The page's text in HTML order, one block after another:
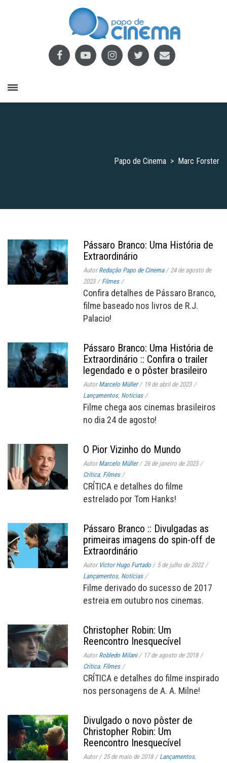
Papo de Cinema > Marc Forster
Pássaro Branco: Uma História de
Extraordinário
AutorRedação Papo de Cinema / 24 de agosto de
2023 / Filmes /
Confira detalhes de Pássaro Branco,
filme baseado nos livros de R.J.
Palacio!
Pássaro Branco: Uma História de
Extraordinário :: Confira o trailer
legendado e o pôster brasileiro
AutorMarcelo Müller / 19 de abril de 2023 /
Lançamentos, Notícias /
Filme chega aos cinemas brasileiros
no dia 24 de agosto!
O Pior Vizinho do Mundo
AutorMarcelo Müller / 26 de janeiro de 2023 /
Crítica, Filmes /
CRÍTICA e detalhes do filme
estrelado por Tom Hanks!
Pássaro Branco :: Divulgadas as
primeiras imagens do spin-off de
Extraordinário
Autor Victor Hugo Furtado / 5 de julho de 2022 /
Lançamentos, Notícias /
Filme derivado do sucesso de 2017
estreia em outubro nos cinemas.
Christopher Robin: Um
Reencontro Inesquecível
AutorRobledo Milani / 17 de agosto de 2018 /
Crítica, Filmes /
CRÍTICA e detalhes do filme inspirado
nos personagens de A. A. Milne!
Divulgado o novo pôster de
Christopher Robin: Um
Reencontro Inesquecível
Autor/ 25 de maio de 2018 / Lançamentos,